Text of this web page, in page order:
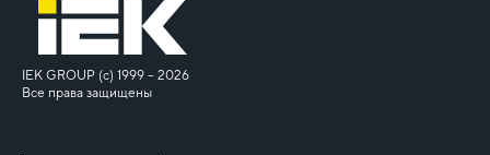
IEK GROUP (c) 1999 – 2026
Все права защищены